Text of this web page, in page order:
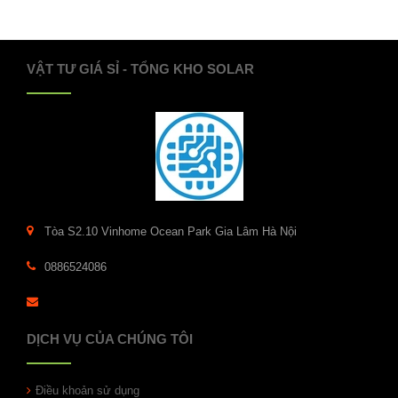
VẬT TƯ GIÁ SỈ - TỔNG KHO SOLAR
Tòa S2.10 Vinhome Ocean Park Gia Lâm Hà Nội
0886524086
DỊCH VỤ CỦA CHÚNG TÔI
Điều khoản sử dụng